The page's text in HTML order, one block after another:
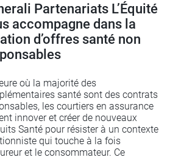
Partenariats L’Équité
accompagne dans la
d’offres santé non
où la majorité des
santé sont des contrats
les courtiers en assurance
innover et créer de nouveaux
Santé pour résister à un contexte
qui touche à la fois
et le consommateur. Ce